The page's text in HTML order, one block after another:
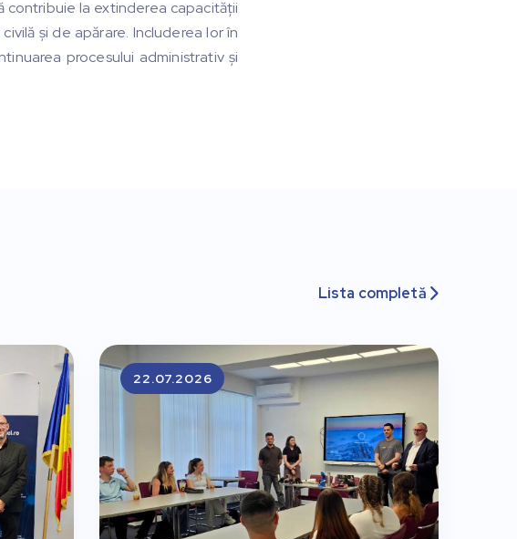
contribuie la extinderea capacității
și de apărare. Includerea lor în
procesului administrativ și
Lista completă 
22.07.2026